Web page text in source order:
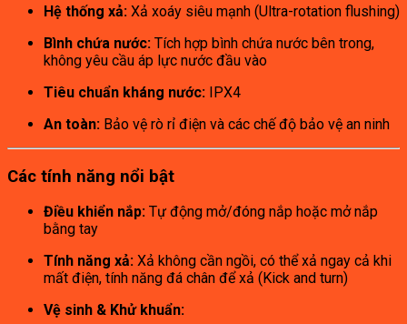
Hệ thống xả: Xả xoáy siêu mạnh (Ultra-rotation flushing)
Bình chứa nước: Tích hợp bình chứa nước bên trong,
không yêu cầu áp lực nước đầu vào
Tiêu chuẩn kháng nước: IPX4
An toàn: Bảo vệ rò rỉ điện và các chế độ bảo vệ an ninh
Các tính năng nổi bật
Điều khiển nắp: Tự động mở/đóng nắp hoặc mở nắp
bằng tay
Tính năng xả: Xả không cần ngồi, có thể xả ngay cả khi
mất điện, tính năng đá chân để xả (Kick and turn)
Vệ sinh & Khử khuẩn: